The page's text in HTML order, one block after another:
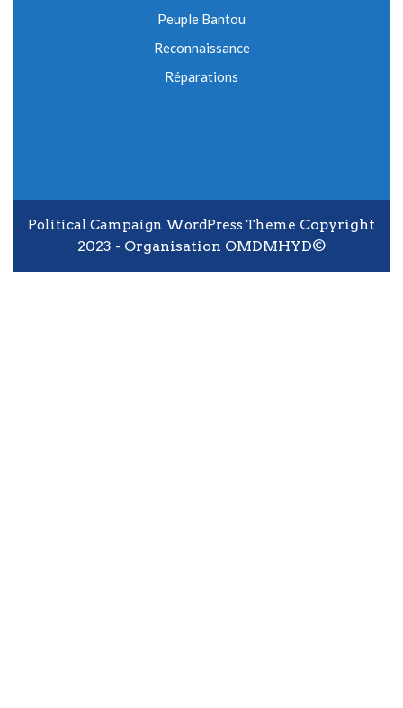
Peuple Bantou
Reconnaissance
Réparations
Political Campaign WordPress Theme Copyright
2023 - Organisation OMDMHYD©